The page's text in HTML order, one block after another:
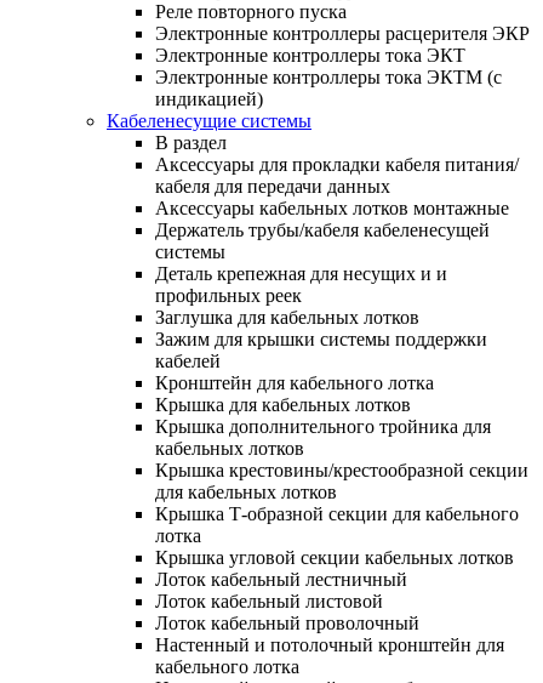
Реле повторного пуска
Электронные контроллеры расцерителя ЭКР
Электронные контроллеры тока ЭКТ
Электронные контроллеры тока ЭКТМ (с
индикацией)
Кабеленесущие системы
В раздел
Аксессуары для прокладки кабеля питания/
кабеля для передачи данных
Аксессуары кабельных лотков монтажные
Держатель трубы/кабеля кабеленесущей
системы
Деталь крепежная для несущих и и
профильных реек
Заглушка для кабельных лотков
Зажим для крышки системы поддержки
кабелей
Кронштейн для кабельного лотка
Крышка для кабельных лотков
Крышка дополнительного тройника для
кабельных лотков
Крышка крестовины/крестообразной секции
для кабельных лотков
Крышка Т-образной секции для кабельного
лотка
Крышка угловой секции кабельных лотков
Лоток кабельный лестничный
Лоток кабельный листовой
Лоток кабельный проволочный
Настенный и потолочный кронштейн для
кабельного лотка